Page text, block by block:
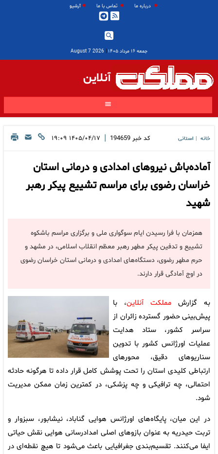
درباره ما تماس با ما آرشیو
جمعه ۱۶ مرداد ۱۴۰۵ |
2026 August 7
آنلاین
خانه استانی کد خبر 194659
| ۱۴۰۵/۰۴/۱۷ ۱۹:۰۹
آماده‌باش نیروهای امدادی و درمانی استان
خراسان رضوی برای مراسم تشییع پیکر رهبر
شهید
همزمان با فرا رسیدن ایام سوگواری ملی و برگزاری مراسم باشکوه
تشییع و تدفین پیکر مطهر رهبر معظم انقلاب اسلامی، در مشهد و
حرم مطهر رضوی، دستگاه‌های امدادی و درمانی استان خراسان رضوی
در اوج آمادگی قرار دارند.
به گزارش مملکت آنلاین، با
پیش‌بینی حضور گسترده زائران از
سراسر کشور، ستاد هدایت
عملیات اورژانس کشور با تدوین
سناریوهای دقیق، محورهای
ارتباطی کلیدی استان را تحت پوشش کامل قرار داده تا هرگونه حادثه
احتمالی، چه ترافیکی و چه پزشکی، در کمترین زمان ممکن مدیریت
شود.
در این میان، پایگاه‌های اورژانس هوایی گناباد، نیشابور، سبزوار و
تربت حیدریه به عنوان بازوهای اصلی امدادرسانی هوایی نقش حیاتی
ایفا می‌کنند. تقسیم‌بندی جغرافیایی باعث می‌شود تا هیچ نقطه‌ای در